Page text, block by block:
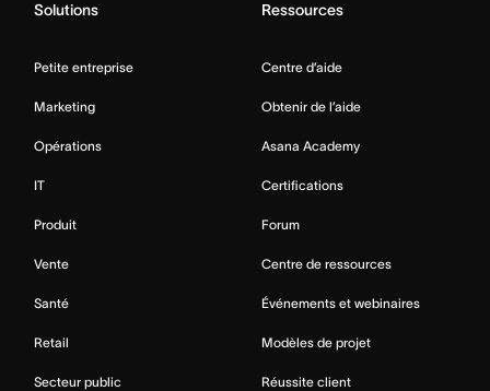
Solutions
Petite entreprise
Marketing
Opérations
IT
Produit
Vente
Santé
Retail
Secteur public
Ressources
Centre d’aide
Obtenir de l’aide
Asana Academy
Certifications
Forum
Centre de ressources
Événements et webinaires
Modèles de projet
Réussite client